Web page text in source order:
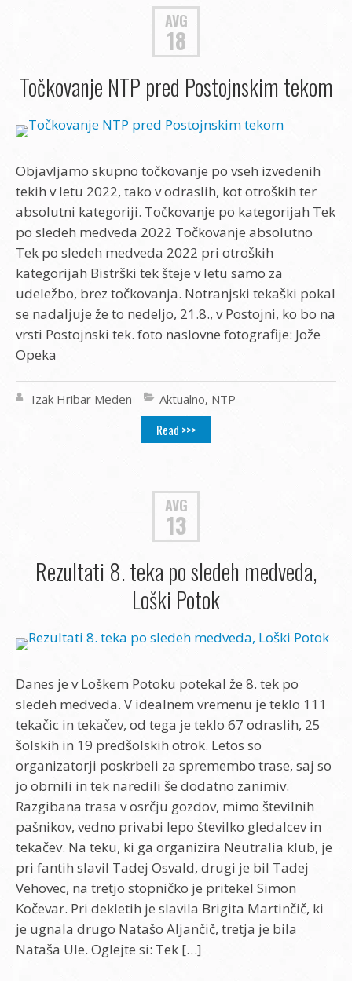
AVG
18
Točkovanje NTP pred Postojnskim tekom
Objavljamo skupno točkovanje po vseh izvedenih
tekih v letu 2022, tako v odraslih, kot otroških ter
absolutni kategoriji. Točkovanje po kategorijah Tek
po sledeh medveda 2022 Točkovanje absolutno
Tek po sledeh medveda 2022 pri otroških
kategorijah Bistrški tek šteje v letu samo za
udeležbo, brez točkovanja. Notranjski tekaški pokal
se nadaljuje že to nedeljo, 21.8., v Postojni, ko bo na
vrsti Postojnski tek. foto naslovne fotografije: Jože
Opeka
Izak Hribar Meden Aktualno, NTP
Read >>>
AVG
13
Rezultati 8. teka po sledeh medveda,
Loški Potok
Danes je v Loškem Potoku potekal že 8. tek po
sledeh medveda. V idealnem vremenu je teklo 111
tekačic in tekačev, od tega je teklo 67 odraslih, 25
šolskih in 19 predšolskih otrok. Letos so
organizatorji poskrbeli za spremembo trase, saj so
jo obrnili in tek naredili še dodatno zanimiv.
Razgibana trasa v osrčju gozdov, mimo številnih
pašnikov, vedno privabi lepo številko gledalcev in
tekačev. Na teku, ki ga organizira Neutralia klub, je
pri fantih slavil Tadej Osvald, drugi je bil Tadej
Vehovec, na tretjo stopničko je pritekel Simon
Kočevar. Pri dekletih je slavila Brigita Martinčič, ki
je ugnala drugo Natašo Aljančič, tretja je bila
Nataša Ule. Oglejte si: Tek […]